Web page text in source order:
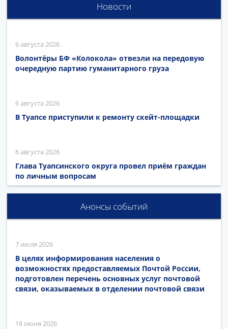
Новости
6 августа 2026
Волонтёры БФ «Колокола» отвезли на передовую
очередную партию гуманитарного груза
6 августа 2026
В Туапсе приступили к ремонту скейт-площадки
6 августа 2026
Глава Туапсинского округа провел приём граждан
по личным вопросам
Анонсы событий
7 июля 2026
В целях информирования населения о
возможностях предоставляемых Почтой России,
подготовлен перечень основных услуг почтовой
связи, оказываемых в отделении почтовой связи
18 июня 2026